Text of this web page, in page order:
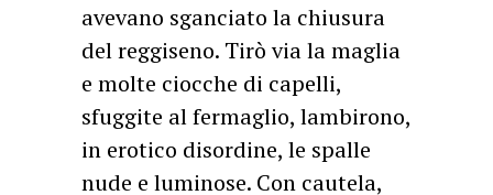
avevano sganciato la chiusura
del reggiseno. Tirò via la maglia
e molte ciocche di capelli,
sfuggite al fermaglio, lambirono,
in erotico disordine, le spalle
nude e luminose. Con cautela,